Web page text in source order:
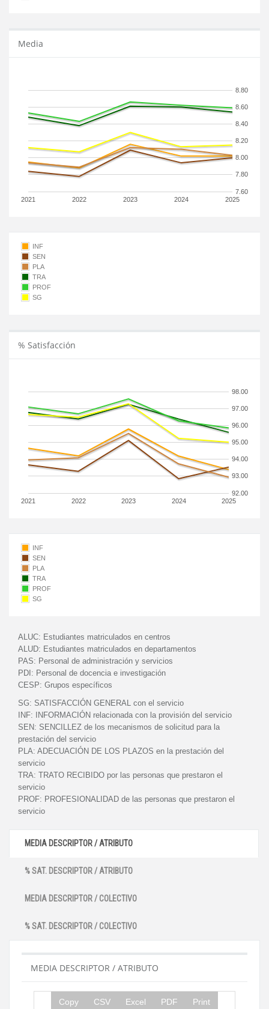
Media
2021 2022 2023 2024 2025
7.60
7.80
8.00
8.20
8.40
8.60
8.80
INF
SEN
PLA
TRA
PROF
SG
% Satisfacción
2021 2022 2023 2024 2025
92.00
93.00
94.00
95.00
96.00
97.00
98.00
INF
SEN
PLA
TRA
PROF
SG
ALUC: Estudiantes matriculados en centros
ALUD: Estudiantes matriculados en departamentos
PAS: Personal de administración y servicios
PDI: Personal de docencia e investigación
CESP: Grupos específicos
SG: SATISFACCIÓN GENERAL con el servicio
INF:
INFORMACIÓN relacionada con la provisión del servicio
SEN: SENCILLEZ de los mecanismos de solicitud para la
prestación del servicio
PLA: ADECUACIÓN DE LOS PLAZOS en la prestación del
servicio
TRA: TRATO RECIBIDO por las personas que prestaron el
servicio
PROF: PROFESIONALIDAD de las personas que prestaron el
servicio
MEDIA DESCRIPTOR / ATRIBUTO
% SAT. DESCRIPTOR / ATRIBUTO
MEDIA DESCRIPTOR / COLECTIVO
% SAT. DESCRIPTOR / COLECTIVO
MEDIA DESCRIPTOR / ATRIBUTO
Copy CSV Excel PDF Print